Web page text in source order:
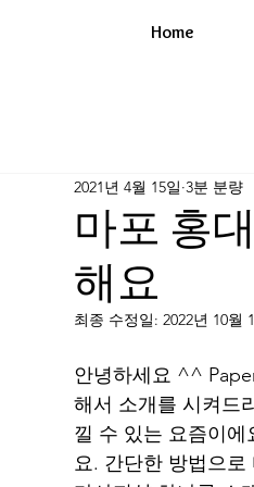
Home
마포 홍
해요
2021년 4월 15일 3분 분량
최종 수정일: 2022년 10월
안녕하세요 ^^
해서 소개를 시켜드
낄 수 있는 요즘이
요. 간단한 방법으